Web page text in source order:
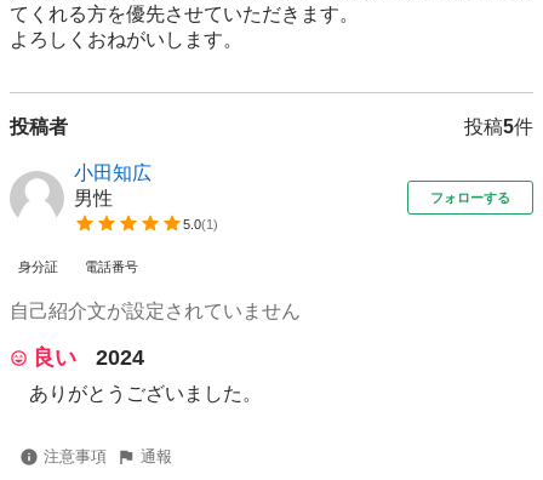
てくれる方を優先させていただきます。
よろしくおねがいします。
投稿者 投稿5件
小田知広
男性
5.0(1)
フォローする
身分証 電話番号
自己紹介文が設定されていません
良い 2024
ありがとうございました。
注意事項 通報